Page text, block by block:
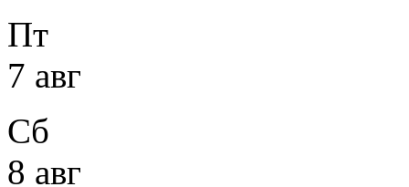
Пт
7 авг
Сб
8 авг